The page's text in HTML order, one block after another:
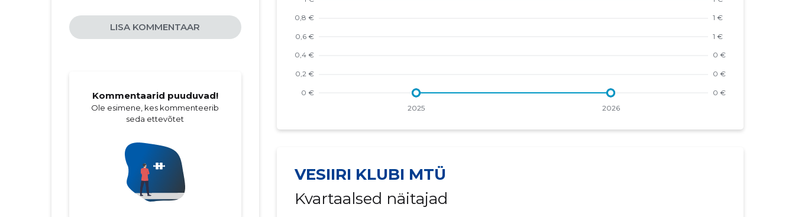
LISA KOMMENTAAR
Kommentaarid puuduvad!
Ole esimene, kes kommenteerib
seda ettevõtet
VESIIRI KLUBI MTÜ
Kvartaalsed näitajad